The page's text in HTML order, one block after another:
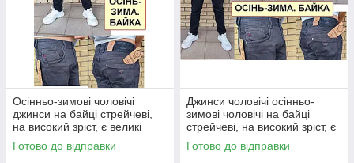
Осінньо-зимові чоловічі
джинси на байці стрейчеві,
на високий зріст, є великі
розміри VINGVGS, Туреччина
Готово до відправки
Джинси чоловічі осінньо-
зимові чоловічі на байці
стрейчеві, на високий зріст, є
великі розміри VINGVGS,
Туреччина
Готово до відправки